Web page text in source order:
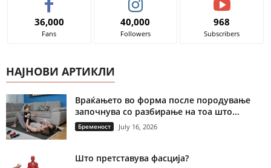
36,000
Fans
40,000
Followers
968
Subscribers
НАЈНОВИ АРТИКЛИ
Враќањето во форма после породување
започнува со разбирање на тоа што...
Бременост July 16, 2026
Што претставува фасција?